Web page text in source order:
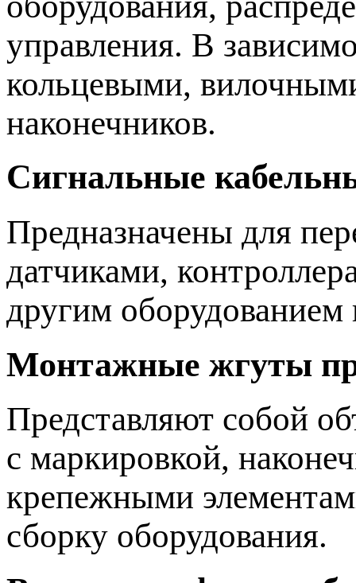
управления. В
кольцевыми,
наконечников.
Сигнальные
Предназначены для
датчиками,
другим
Монтажные жгуты
Представляют собой
с маркировкой,
крепежными
сборку оборудования.